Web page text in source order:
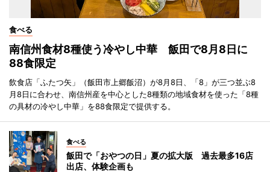
食べる
南信州食材8種使う冷やし中華 飯田で8月8日に
88食限定
飲食店「ふたつ矢」（飯田市上郷飯沼）が8月8日、「8」が三つ並ぶ8
月8日に合わせ、南信州産を中心とした8種類の地域食材を使った「8種
の具材の冷やし中華」を88食限定で提供する。
食べる
飯田で「おやつの日」夏の拡大版 過去最多16店
出店、体験企画も